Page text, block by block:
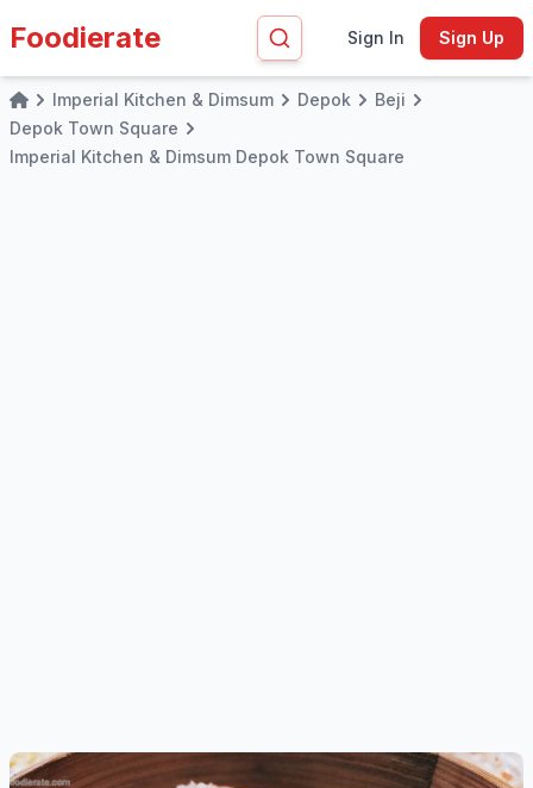
Foodierate Sign In Sign Up
HomeImperial Kitchen & Dimsum Depok
Beji
Depok Town Square
Imperial Kitchen & Dimsum Depok Town Square